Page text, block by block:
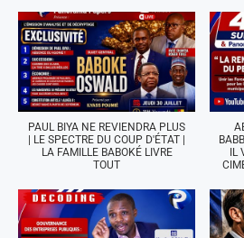
PAUL BIYA NE REVIENDRA PLUS
| LE SPECTRE DU COUP D'ÉTAT |
LA FAMILLE BABOKÉ LIVRE
TOUT
IL